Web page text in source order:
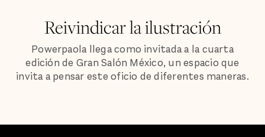
Reivindicar la ilustración
Powerpaola llega como invitada a la cuarta
edición de Gran Salón México, un espacio que
invita a pensar este oficio de diferentes maneras.